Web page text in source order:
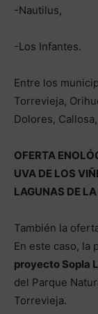
-Nautilus,
-Los Infantes.
Entre los
Torrevieja,
Dolores,
OFERTA
UVA DE LOS
LAGUNAS DE
También la
En este caso, la
proyecto Sopla
del Parque
Torrevieja.